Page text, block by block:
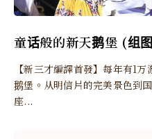
童话般的新天鹅堡 (组
【新三才編譯首發】每年有1
鹅堡。从明信片的完美景色到
座...